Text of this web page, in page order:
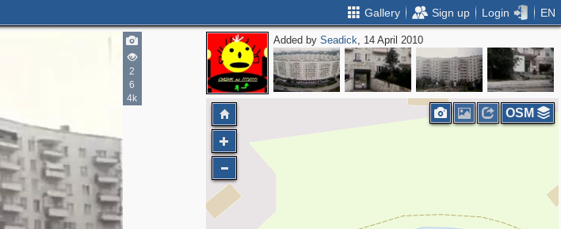
Gallery Sign up Login EN
2
6
4k
Added bySeadick, 14 April 2010
OSM